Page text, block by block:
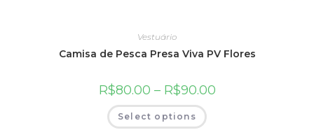
Vestuário
Camisa de Pesca Presa Viva PV Flores
R$80.00 – R$90.00
Select options